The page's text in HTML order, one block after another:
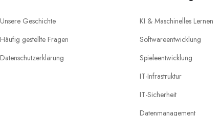
Unsere Geschichte
Häufig gestellte Fragen
Datenschutzerklärung
KI & Maschinelles Lernen
Softwareentwicklung
Spieleentwicklung
IT-Infrastruktur
IT-Sicherheit
Datenmanagement